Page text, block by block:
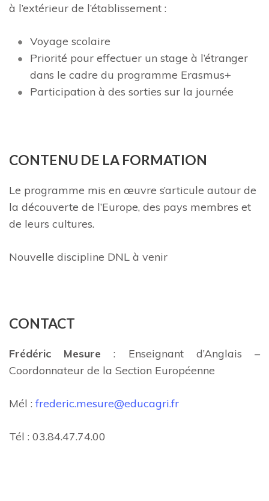
à l’extérieur de l’établissement :
Voyage scolaire
Priorité pour effectuer un stage à l’étranger
dans le cadre du programme Erasmus+
Participation à des sorties sur la journée
CONTENU DE LA FORMATION
Le programme mis en œuvre s’articule autour de
la découverte de l’Europe, des pays membres et
de leurs cultures.
Nouvelle discipline DNL à venir
CONTACT
Frédéric Mesure: Enseignant d’Anglais –
Coordonnateur de la Section Européenne
Mél : frederic.mesure@educagri.fr
Tél : 03.84.47.74.00